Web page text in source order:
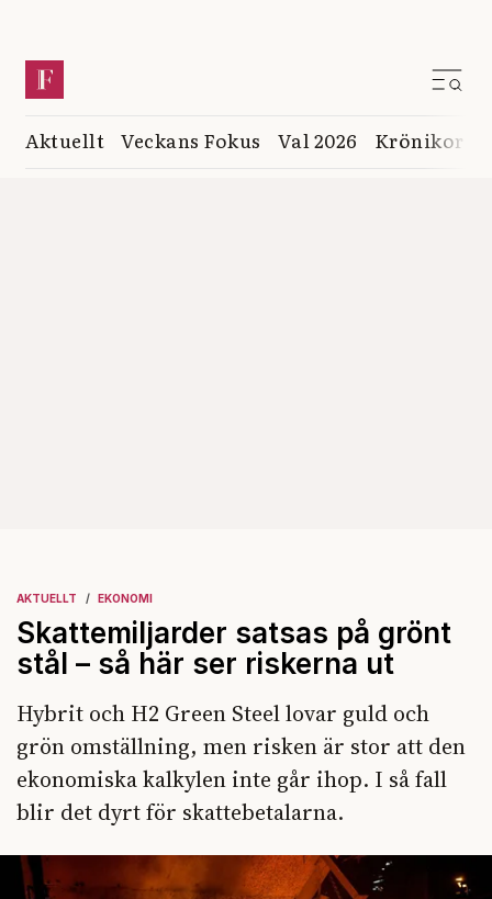
Aktuellt Veckans Fokus Val 2026 Krönikor
AKTUELLT EKONOMI
Skattemiljarder satsas på grönt
stål – så här ser riskerna ut
Hybrit och H2 Green Steel lovar guld och
grön omställning, men risken är stor att den
ekonomiska kalkylen inte går ihop. I så fall
blir det dyrt för skattebetalarna.